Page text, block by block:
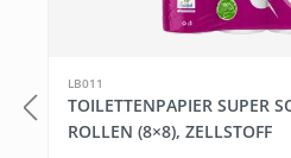
LB011
TOILETTENPAPIER SUPER
ROLLEN (8×8), ZELLSTOFF